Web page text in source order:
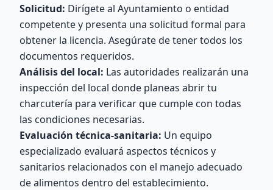
Solicitud: Dirígete al Ayuntamiento o entidad
competente y presenta una solicitud formal para
obtener la licencia. Asegúrate de tener todos los
documentos requeridos.
Análisis del local: Las autoridades realizarán una
inspección del local donde planeas abrir tu
charcutería para verificar que cumple con todas
las condiciones necesarias.
Evaluación técnica-sanitaria: Un equipo
especializado evaluará aspectos técnicos y
sanitarios relacionados con el manejo adecuado
de alimentos dentro del establecimiento.